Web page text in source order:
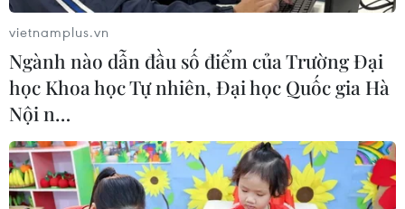
vietnamplus.vn
Ngành nào dẫn đầu số điểm của Trường Đại
học Khoa học Tự nhiên, Đại học Quốc gia Hà
Nội n…